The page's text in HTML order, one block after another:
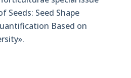
Seeds: Seed Shape
Based on